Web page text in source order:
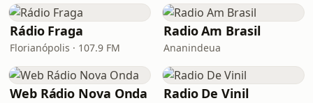
Rádio Fraga
Florianópolis · 107.9 FM
Radio Am Brasil
Ananindeua
Web Rádio Nova Onda Radio De Vinil